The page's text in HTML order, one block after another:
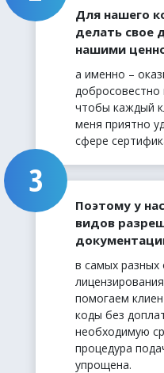
Для нашего
делать свое
нашими
а именно –
чтобы каждый
меня приятно
сфере
Поэтому у
видов
в самых разных
помогаем
коды без
необходимую
процедура
упрощена.